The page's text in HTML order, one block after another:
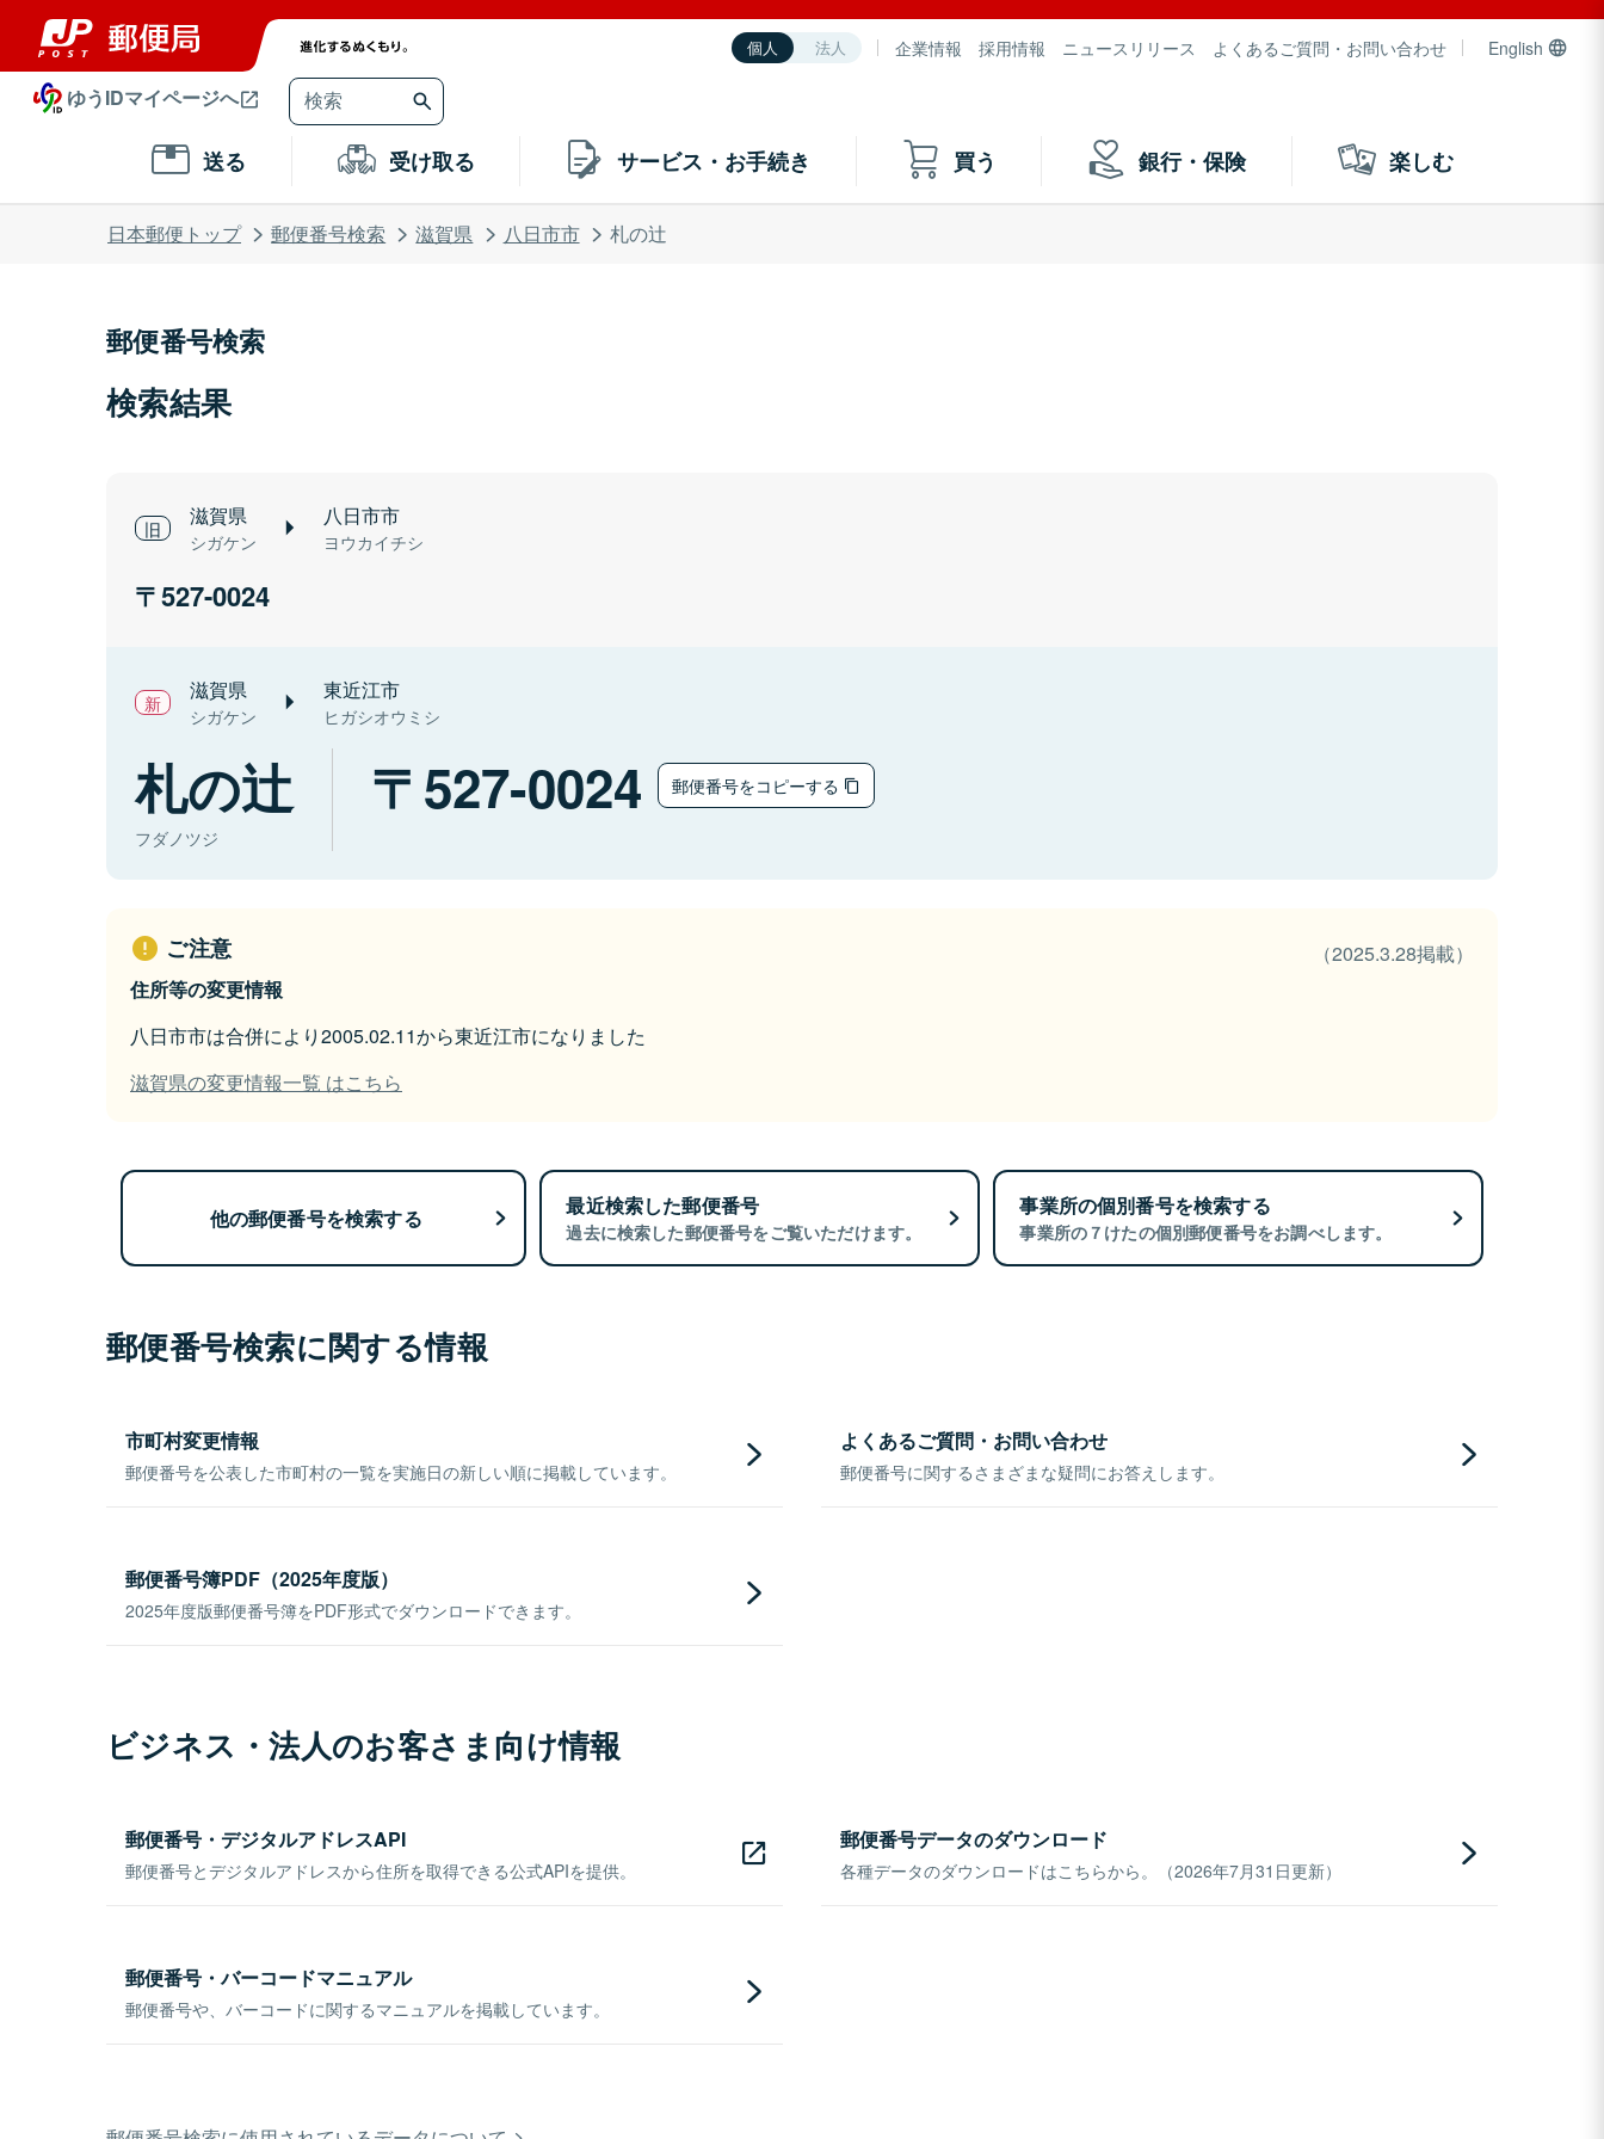
個人 法人 企業情報 採用情報 ニュースリリース よくあるご質問・お問い合わせ English
ゆうIDマイページへ
送る 受け取る サービス・お手続き 買う 銀行・保険 楽しむ
日本郵便トップ 郵便番号検索 滋賀県 八日市市 札の辻
郵便番号検索
検索結果
滋賀県
シガケン
八日市市
ヨウカイチシ
527-0024
滋賀県
シガケン
東近江市
ヒガシオウミシ
札の辻
フダノツジ
527-0024 郵便番号をコピーする
ご注意
（2025.3.28掲載）
住所等の変更情報
八日市市は合併により2005.02.11から東近江市になりました
滋賀県の変更情報一覧 はこちら
他の郵便番号を検索する 最近検索した郵便番号
過去に検索した郵便番号をご覧いただけます。
事業所の個別番号を検索する
事業所の７けたの個別郵便番号をお調べします。
郵便番号検索に関する情報
市町村変更情報
郵便番号を公表した市町村の一覧を実施日の新しい順に掲載しています。
よくあるご質問・お問い合わせ
郵便番号に関するさまざまな疑問にお答えします。
郵便番号簿PDF（2025年度版）
2025年度版郵便番号簿をPDF形式でダウンロードできます。
ビジネス・法人のお客さま向け情報
郵便番号・デジタルアドレスAPI
郵便番号とデジタルアドレスから住所を取得できる公式APIを提供。
郵便番号データのダウンロード
各種データのダウンロードはこちらから。（2026年7月31日更新）
郵便番号・バーコードマニュアル
郵便番号や、バーコードに関するマニュアルを掲載しています。